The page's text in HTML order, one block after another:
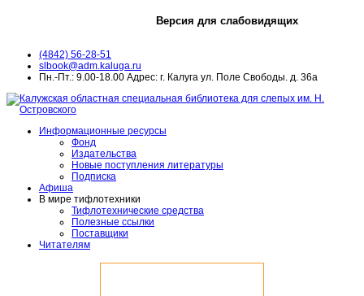
Версия для слабовидящих
(4842) 56-28-51
slbook@adm.kaluga.ru
Пн.-Пт.: 9.00-18.00 Адрес: г. Калуга ул. Поле Свободы. д. 36а
Информационные ресурсы
Фонд
Издательства
Новые поступления литературы
Подписка
Афиша
В мире тифлотехники
Тифлотехнические средства
Полезные ссылки
Поставщики
Читателям